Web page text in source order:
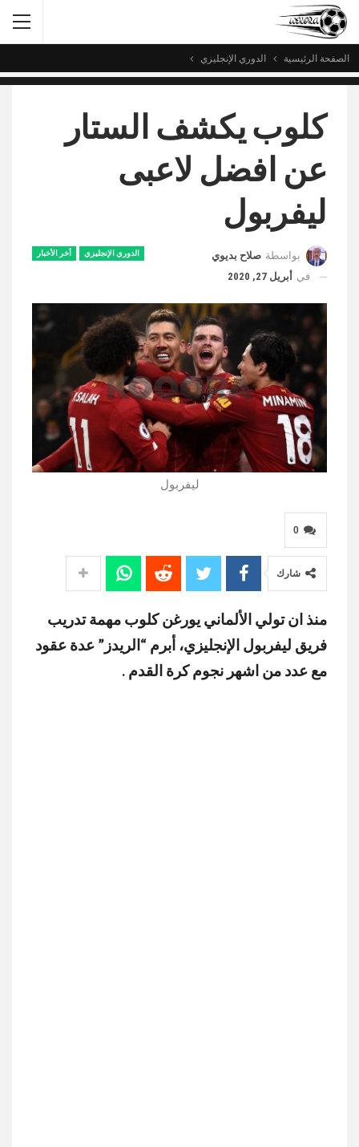
الصفحة الرئيسية الدوري الإنجليزي
كلوب يكشف الستار
عن افضل لاعبى
ليفربول
الدوري الإنجليزي أخر الأخبار بواسطة صلاح بديوي
في أبريل 27, 2020
ليفربول
0
شارك
منذ ان تولي الألماني يورغن كلوب مهمة تدريب
فريق ليفربول الإنجليزي، أبرم “الريدز” عدة عقود
مع عدد من اشهر نجوم كرة القدم .